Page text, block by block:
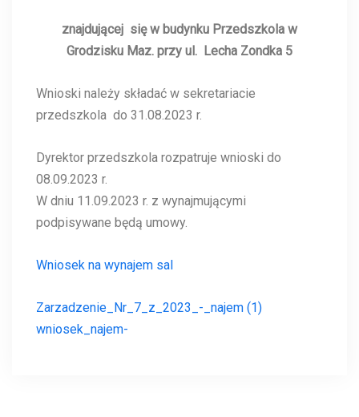
znajdującej się w budynku Przedszkola w
Grodzisku Maz. przy ul. Lecha Zondka 5
Wnioski należy składać w sekretariacie
przedszkola do 31.08.2023 r.
Dyrektor przedszkola rozpatruje wnioski do
08.09.2023 r.
W dniu 11.09.2023 r. z wynajmującymi
podpisywane będą umowy.
Wniosek na wynajem sal
Zarzadzenie_Nr_7_z_2023_-_najem (1)
wniosek_najem-